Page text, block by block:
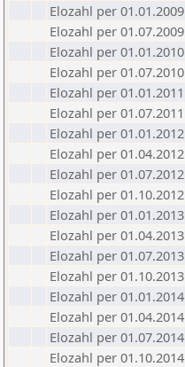
Elozahl per 01.01.2009
Elozahl per 01.07.2009
Elozahl per 01.01.2010
Elozahl per 01.07.2010
Elozahl per 01.01.2011
Elozahl per 01.07.2011
Elozahl per 01.01.2012
Elozahl per 01.04.2012
Elozahl per 01.07.2012
Elozahl per 01.10.2012
Elozahl per 01.01.2013
Elozahl per 01.04.2013
Elozahl per 01.07.2013
Elozahl per 01.10.2013
Elozahl per 01.01.2014
Elozahl per 01.04.2014
Elozahl per 01.07.2014
Elozahl per 01.10.2014